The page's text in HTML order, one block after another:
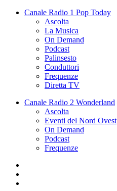
Canale Radio 1 Pop Today
Ascolta
La Musica
On Demand
Podcast
Palinsesto
Conduttori
Frequenze
Diretta TV
Canale Radio 2 Wonderland
Ascolta
Eventi del Nord Ovest
On Demand
Podcast
Frequenze